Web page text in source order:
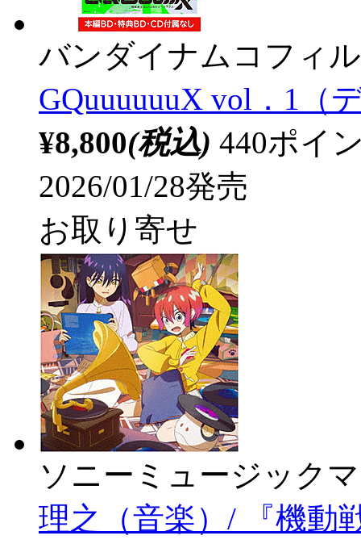
バンダイナムコフィ
GQuuuuuuX vol．1（
¥8,800(税込) 440ポイ
2026/01/28発売
お取り寄せ
ソニーミュージック
理之（音楽）/ 『機動